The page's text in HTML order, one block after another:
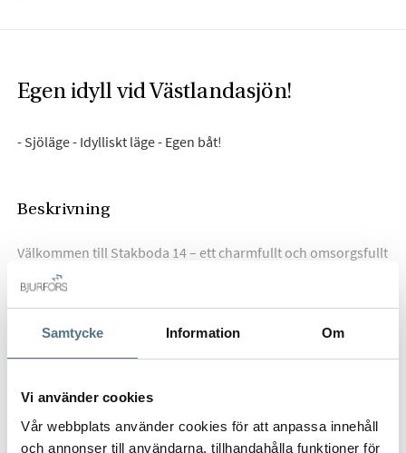
Samtycke Information Om
Vi använder cookies
Vår webbplats använder cookies för att anpassa innehåll
och annonser till användarna, tillhandahålla funktioner för
Egen idyll vid Västlandasjön!
- Sjöläge - Idylliskt läge - Egen båt!
Beskrivning
Välkommen till Stakboda 14 – ett charmfullt och omsorgsfullt
uppdaterat fritids- eller permanentboende med rofyllt läge
intill Västlandasjön. Här möts du av ett hem där flera viktiga
känslan och den avkopplande miljön får stå i centrum. Under
2022–2023 har bostaden bland annat uppdaterats med nytt
duschrum utfört av K.E Rör AB samt delvis ny el via Assemblin
AB. Under 2026 har dessutom skorstenen renoverats och
vattenfilter installerats.
HELA BESKRIVNINGEN